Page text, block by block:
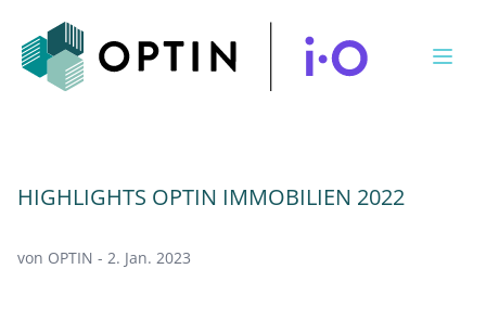
HIGHLIGHTS OPTIN IMMOBILIEN 2022
von OPTIN - 2. Jan. 2023